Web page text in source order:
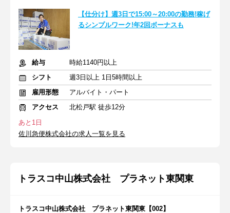
【仕分け】週3日で15:00～20:00の勤務!稼げ
るシンプルワーク!年2回ボーナスも
給与
時給1140円以上
シフト
週3日以上 1日5時間以上
雇用形態
アルバイト・パート
アクセス
北松戸駅 徒歩12分
あと1日
佐川急便株式会社の求人一覧を見る
トラスコ中山株式会社 プラネット東関東
トラスコ中山株式会社 プラネット東関東【002】